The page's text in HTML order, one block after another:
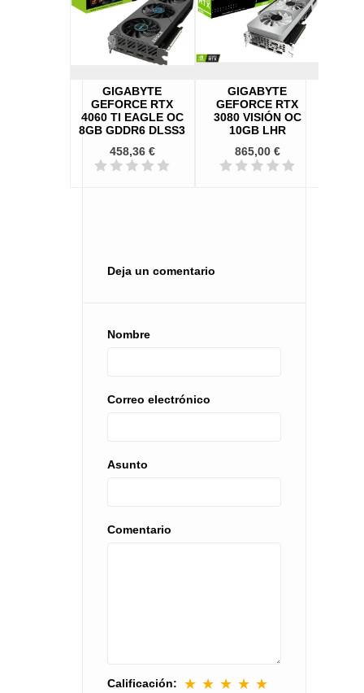
GIGABYTE
GEFORCE RTX
4060 TI EAGLE OC
8GB GDDR6 DLSS3
458,36 €
GIGABYTE
GEFORCE RTX
3080 VISIÓN OC
10GB LHR
865,00 €
Deja un comentario
Nombre
Correo electrónico
Asunto
Comentario
Calificación: ★ ★ ★ ★ ★